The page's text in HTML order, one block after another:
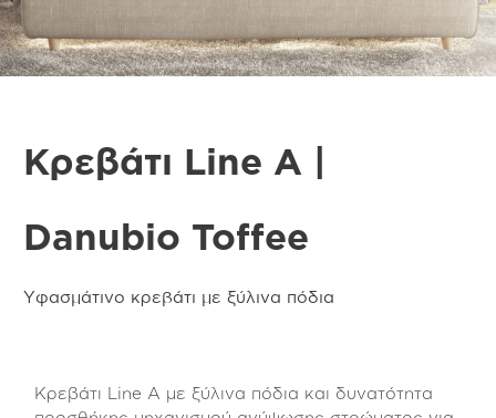
Κρεβάτι Line A |
Danubio Toffee
Υφασμάτινο κρεβάτι με ξύλινα πόδια
Κρεβάτι Line A με ξύλινα πόδια και δυνατότητα